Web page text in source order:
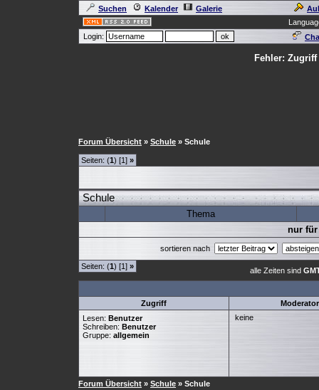
Suchen Kalender Galerie
Login:
Fehler:
Forum Übersicht » Schule » Schule
Seiten: (1) [1] »
Schule
Thema
nur für
sortieren nach
Seiten: (1) [1] » alle Zeiten sind
Zugriff
Lesen: Benutzer
Schreiben: Benutzer
Gruppe: allgemein
keine
Forum Übersicht » Schule » Schule